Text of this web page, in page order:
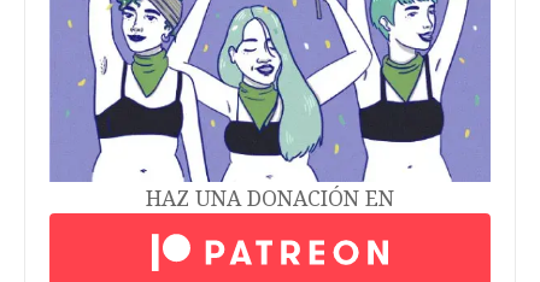
Colectivos denuncian un “ataque coordinado y
sostenido” contra los derechos de las mujeres y
personas gestantes, y llaman a una respuesta
colectiva en las calles
Mariela Fullana Acosta 20/04/2026